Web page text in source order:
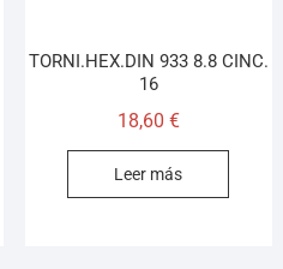
TORNI.HEX.DIN 933 8.8 CINC.
16
18,60 €
Leer más